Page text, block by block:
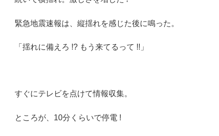
緊急地震速報は、縦揺れを感じた後に鳴った。
「揺れに備えろ !? もう来てるって !!」
すぐにテレビを点けて情報収集。
ところが、10分くらいで停電 !